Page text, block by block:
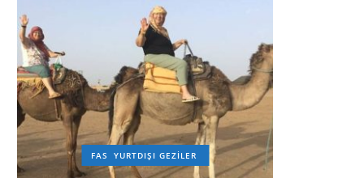
FAS YURTDIŞI GEZILER